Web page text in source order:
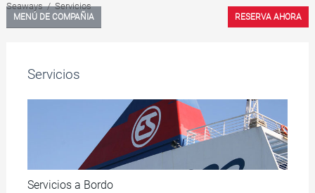
Seaways / Servicios
MENÚ DE COMPAÑIA RESERVA AHORA
Servicios
Servicios a Bordo